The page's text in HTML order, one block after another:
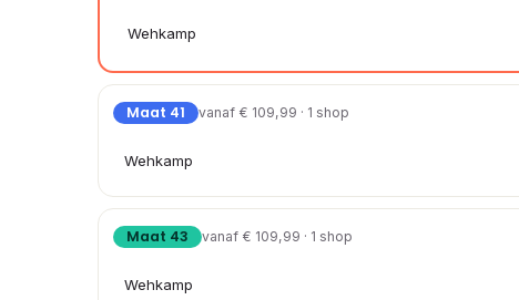
Wehkamp
Maat 41 vanaf € 109,99 · 1 shop
Wehkamp
Maat 43 vanaf € 109,99 · 1 shop
Wehkamp